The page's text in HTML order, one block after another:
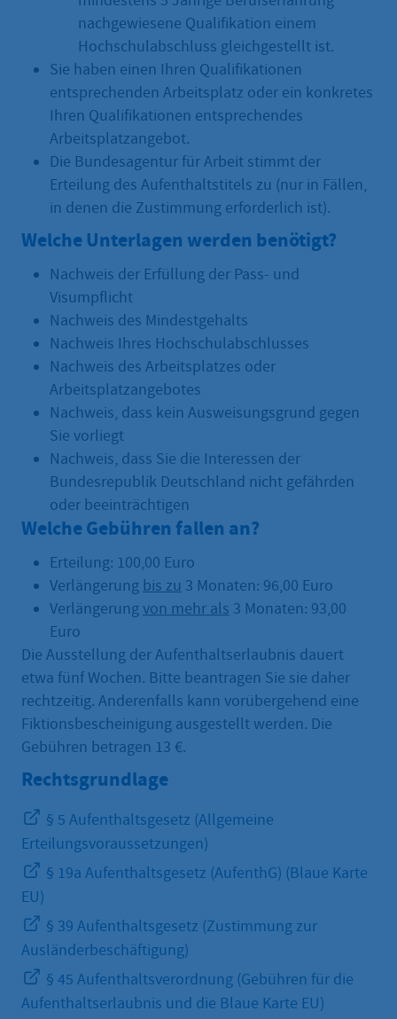
nachgewiesene Qualifikation einem
Hochschulabschluss gleichgestellt ist.
Sie haben einen Ihren Qualifikationen
entsprechenden Arbeitsplatz oder ein konkretes
Ihren Qualifikationen entsprechendes
Arbeitsplatzangebot.
Die Bundesagentur für Arbeit stimmt der
Erteilung des Aufenthaltstitels zu (nur in Fällen,
in denen die Zustimmung erforderlich ist).
Welche Unterlagen werden benötigt?
Nachweis der Erfüllung der Pass- und
Visumpflicht
Nachweis des Mindestgehalts
Nachweis Ihres Hochschulabschlusses
Nachweis des Arbeitsplatzes oder
Arbeitsplatzangebotes
Nachweis, dass kein Ausweisungsgrund gegen
Sie vorliegt
Nachweis, dass Sie die Interessen der
Bundesrepublik Deutschland nicht gefährden
oder beeinträchtigen
Welche Gebühren fallen an?
Erteilung: 100,00 Euro
Verlängerung bis zu 3 Monaten: 96,00 Euro
Verlängerungvon mehr als 3 Monaten: 93,00
Euro
Die Ausstellung der Aufenthaltserlaubnis dauert
etwa fünf Wochen. Bitte beantragen Sie sie daher
rechtzeitig. Anderenfalls kann vorübergehend eine
Fiktionsbescheinigung ausgestellt werden. Die
Gebühren betragen 13 €.
Rechtsgrundlage
§ 5 Aufenthaltsgesetz (Allgemeine
Erteilungsvoraussetzungen)
§ 19a Aufenthaltsgesetz (AufenthG) (Blaue Karte
EU)
§ 39 Aufenthaltsgesetz (Zustimmung zur
Ausländerbeschäftigung)
§ 45 Aufenthaltsverordnung (Gebühren für die
Aufenthaltserlaubnis und die Blaue Karte EU)